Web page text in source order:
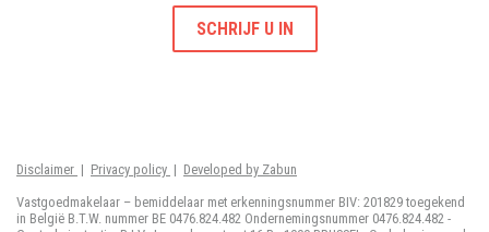
SCHRIJF U IN
Disclaimer | Privacy policy | Developed by Zabun
Vastgoedmakelaar – bemiddelaar met erkenningsnummer BIV: 201829 toegekend
in België B.T.W. nummer BE 0476.824.482 Ondernemingsnummer 0476.824.482 -